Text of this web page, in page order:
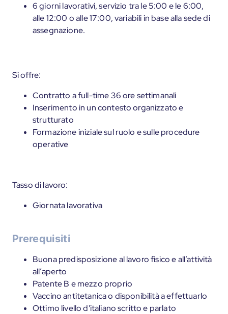
6 giorni lavorativi, servizio tra le 5:00 e le 6:00,
alle 12:00 o alle 17:00, variabili in base alla sede di
assegnazione.
Si offre:
Contratto a full-time 36 ore settimanali
Inserimento in un contesto organizzato e
strutturato
Formazione iniziale sul ruolo e sulle procedure
operative
Tasso di lavoro:
Giornata lavorativa
Prerequisiti
Buona predisposizione al lavoro fisico e all’attività
all’aperto
Patente B e mezzo proprio
Vaccino antitetanica o disponibilità a effettuarlo
Ottimo livello d'italiano scritto e parlato